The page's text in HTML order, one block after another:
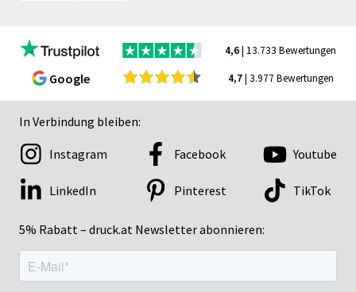
4,6| 13.733 Bewertungen
Google 4,7| 3.977 Bewertungen
In Verbindung bleiben:
5% Rabatt – druck.at Newsletter abonnieren:
Instagram Facebook Youtube
LinkedIn Pinterest TikTok